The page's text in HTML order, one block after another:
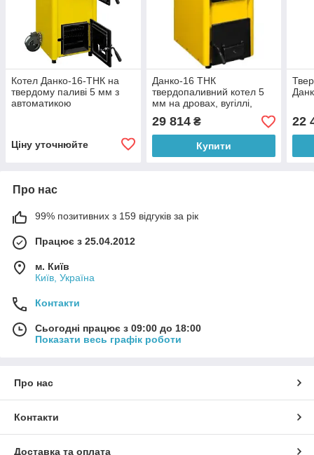
Котел Данко-16-ТНК на
твердому паливі 5 мм з
автоматикою
Ціну уточнюйте
Данко-16 ТНК
твердопаливний котел 5
мм на дровах, вугіллі,
брикетах
29 814₴
Купити
22
Про нас
99% позитивних з 159 відгуків за рік
Працює з 25.04.2012
м. Київ
Київ, Україна
Контакти
Сьогодні працює з 09:00 до 18:00
Показати весь графік роботи
Про нас
Контакти
Доставка та оплата